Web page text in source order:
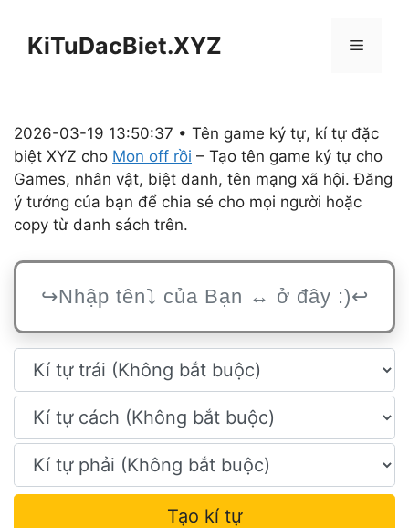
KiTuDacBiet.XYZ Menu
2026-03-19 13:50:37 • Tên game ký tự, kí tự đặc
biệt XYZ cho Mon off rồi – Tạo tên game ký tự cho
Games, nhân vật, biệt danh, tên mạng xã hội. Đăng
ý tưởng của bạn để chia sẻ cho mọi người hoặc
copy từ danh sách trên.
Tạo kí tự